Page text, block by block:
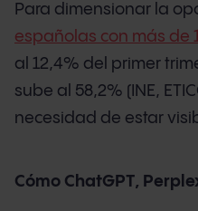
Para dimensionar la
españolas con más de
al 12,4% del primer
sube al 58,2% (INE,
necesidad de estar
Cómo ChatGPT,